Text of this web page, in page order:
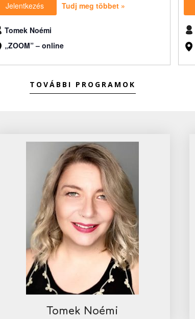
Jelentkezés Tudj meg többet »
Tomek Noémi
„ZOOM” – online
TOVÁBBI PROGRAMOK
Tomek Noémi